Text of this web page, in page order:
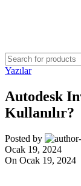
Yazılar
Autodesk
Kullanılır?
Posted by
Ocak 19, 2024
On Ocak 19, 2024